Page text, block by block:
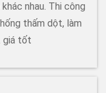
nhau. Thi công
thấm dột, làm
giá tốt